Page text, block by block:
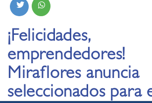
¡Felicidades,
emprendedores!
Miraflores anuncia
seleccionados para